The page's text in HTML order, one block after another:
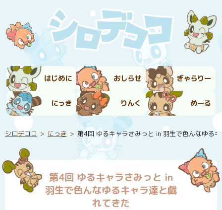
はじめに おしらせ ぎゃらりー
にっき りんく めーる
シロデココ にっき 第4回 ゆるキャラさみっと in 羽生で色んなゆる
第4回 ゆるキャラさみっと in
羽生で色んなゆるキャラ達と戯
れてきた